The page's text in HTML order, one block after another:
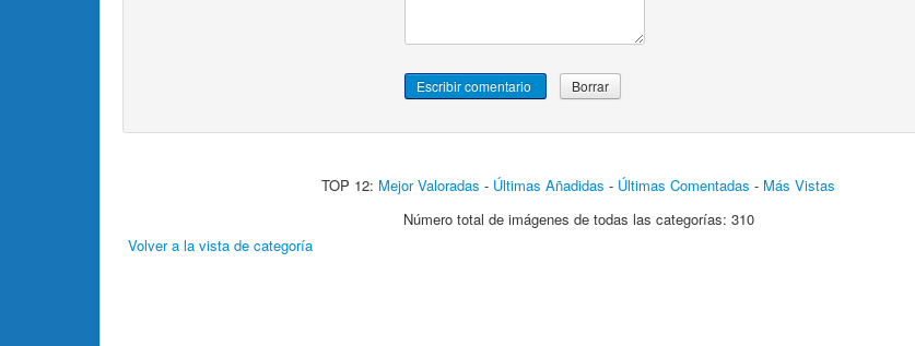
TOP 12: Mejor Valoradas - Últimas Añadidas - Últimas Comentadas - Más Vistas
Número total de imágenes de todas las categorías: 310
Volver a la vista de categoría